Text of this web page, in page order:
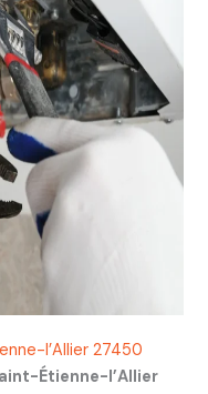
l’Allier 27450
Étienne-l’Allier